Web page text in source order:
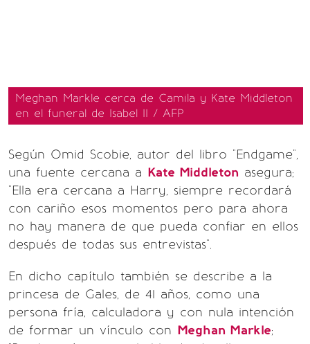
Meghan Markle cerca de Camila y Kate Middleton
en el funeral de Isabel II / AFP
Según Omid Scobie, autor del libro "Endgame",
una fuente cercana a Kate Middleton asegura;
"Ella era cercana a Harry, siempre recordará
con cariño esos momentos pero para ahora
no hay manera de que pueda confiar en ellos
después de todas sus entrevistas".
En dicho capítulo también se describe a la
princesa de Gales, de 41 años, como una
persona fría, calculadora y con nula intención
de formar un vínculo con Meghan Markle;